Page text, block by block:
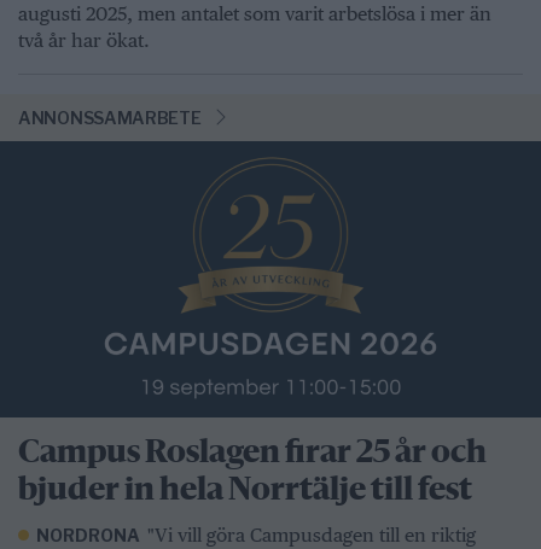
augusti 2025, men antalet som varit arbetslösa i mer än
två år har ökat.
ANNONSSAMARBETE
Campus Roslagen firar 25 år och
bjuder in hela Norrtälje till fest
NORDRONA "Vi vill göra Campusdagen till en riktig